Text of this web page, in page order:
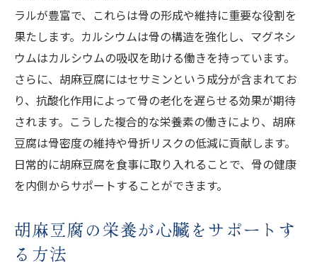
ラルが豊富で、これらは骨の形成や維持に重要な役割を
果たします。カルシウムは骨の構造を強化し、マグネシ
ウムはカルシウムの吸収を助ける働きを持っています。
さらに、胡麻豆腐にはセサミンという成分が含まれてお
り、抗酸化作用によって骨の老化を遅らせる効果が期待
されます。こうした複合的な栄養素の働きにより、胡麻
豆腐は骨密度の維持や骨折リスクの低減に貢献します。
日常的に胡麻豆腐を食事に取り入れることで、骨の健康
を内側からサポートすることができます。
胡麻豆腐の栄養が心臓をサポートす
る方法